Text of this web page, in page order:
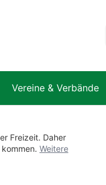
Vereine & Verbände
Freizeit. Daher
Weitere